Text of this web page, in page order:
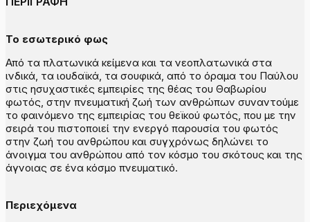
Το εσωτερικό φως
Από τα πλατωνικά κείμενα και τα νεοπλατωνικά στα
ινδικά, τα ιουδαϊκά, τα σουφικά, από το όραμα του Παύλου
στις ησυχαστικές εμπειρίες της θέας του Θαβωρίου
φωτός, στην πνευματική ζωή των ανθρώπων συναντούμε
το φαινόμενο της εμπειρίας του θεϊκού φωτός, που με την
σειρά του πιστοποιεί την ενεργό παρουσία του φωτός
στην ζωή του ανθρώπου και συγχρόνως δηλώνει το
άνοιγμα του ανθρώπου από τον κόσμο του σκότους και της
άγνοιας σε ένα κόσμο πνευματικό.
Περιεχόμενα